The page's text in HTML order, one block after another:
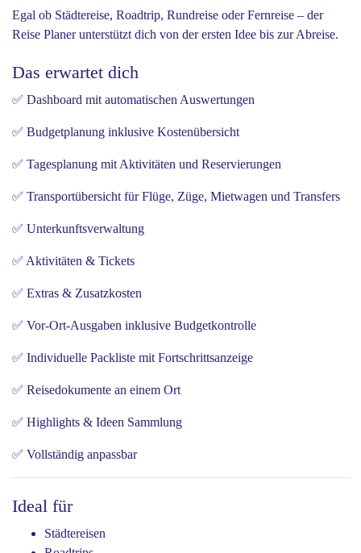
Egal ob Städtereise, Roadtrip, Rundreise oder Fernreise – der
Reise Planer unterstützt dich von der ersten Idee bis zur Abreise.
Das erwartet dich
✅ Dashboard mit automatischen Auswertungen
✅ Budgetplanung inklusive Kostenübersicht
✅ Tagesplanung mit Aktivitäten und Reservierungen
✅ Transportübersicht für Flüge, Züge, Mietwagen und Transfers
✅ Unterkunftsverwaltung
✅ Aktivitäten & Tickets
✅ Extras & Zusatzkosten
✅ Vor-Ort-Ausgaben inklusive Budgetkontrolle
✅ Individuelle Packliste mit Fortschrittsanzeige
✅ Reisedokumente an einem Ort
✅ Highlights & Ideen Sammlung
✅ Vollständig anpassbar
Ideal für
Städtereisen